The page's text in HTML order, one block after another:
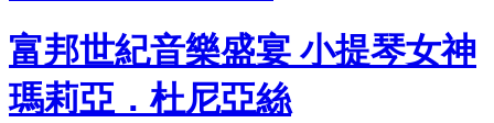
富邦世紀音樂盛宴 小提琴女神
瑪莉亞．杜尼亞絲